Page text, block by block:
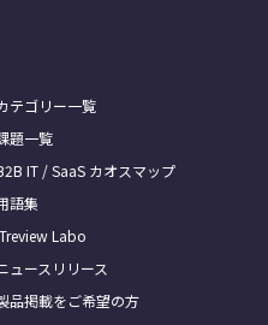
テゴリー一覧
題一覧
IT / SaaS カオスマップ
語集
Labo
ュースリリース
品掲載をご希望の方